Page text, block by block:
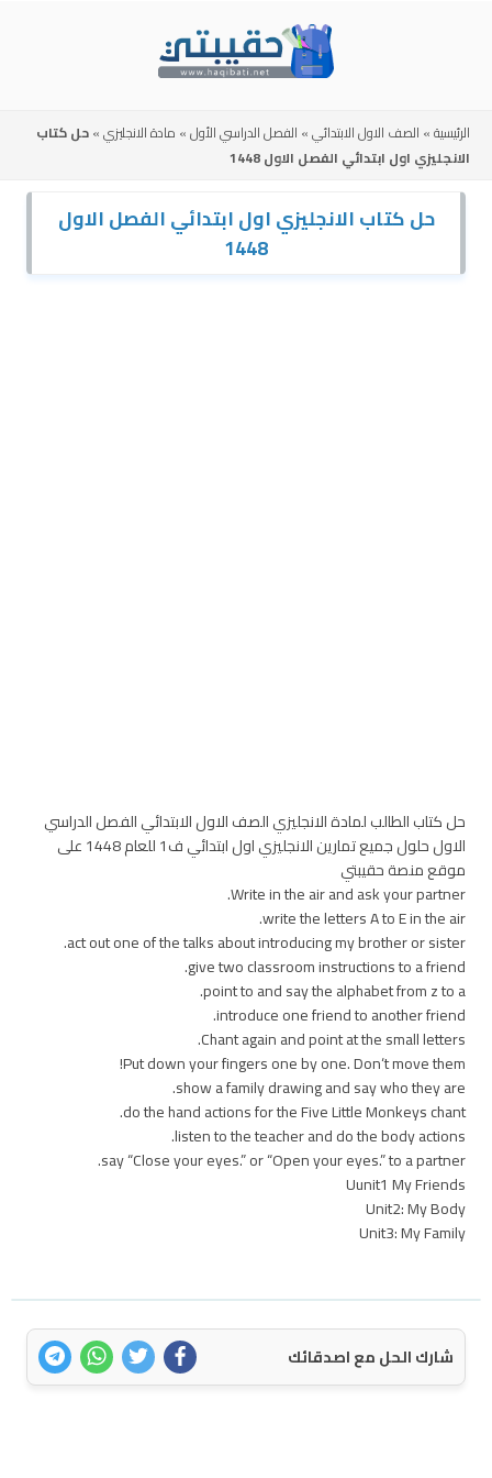
الرئيسية» الصف الاول الابتدائي» الفصل الدراسي الأول» مادة الانجليزي»حل كتاب
الانجليزي اول ابتدائي الفصل الاول 1448
حل كتاب الانجليزي اول ابتدائي الفصل الاول
1448
حل كتاب الطالب لمادة الانجليزي الصف الاول الابتدائي الفصل الدراسي
الاول حلول جميع تمارين الانجليزي اول ابتدائي ف1 للعام 1448 على
موقع منصة حقيبتي
Write in the air and ask your partner.
write the letters A to E in the air.
act out one of the talks about introducing my brother or sister.
give two classroom instructions to a friend.
point to and say the alphabet from z to a.
introduce one friend to another friend.
Chant again and point at the small letters.
Put down your fingers one by one. Don‘t move them!
show a family drawing and say who they are.
do the hand actions for the Five Little Monkeys chant.
listen to the teacher and do the body actions.
say “Close your eyes.” or “Open your eyes.” to a partner.
Uunit1 My Friends
Unit2: My Body
Unit3: My Family
شارك الحل مع اصدقائك